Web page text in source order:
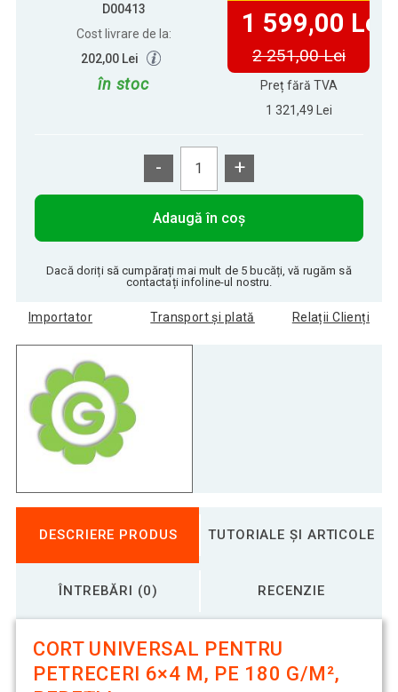
D00413
Cost livrare de la:
202,00 Lei
în stoc
1 599,00 Lei
2 251,00 Lei
Preț fără TVA
1 321,49 Lei
- +
Adaugă în coș
Dacă doriți să cumpărați mai mult de 5 bucăți, vă rugăm să
contactați infoline-ul nostru.
Importator Transport și plată Relații Clienți
DESCRIERE PRODUS TUTORIALE ȘI ARTICOLE
ÎNTREBĂRI (0) RECENZIE
CORT UNIVERSAL PENTRU
PETRECERI 6×4 M, PE 180 G/M²,